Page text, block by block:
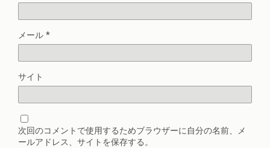
メール *
サイト
次回のコメントで使用するためブラウザーに自分の名前、メ
ールアドレス、サイトを保存する。